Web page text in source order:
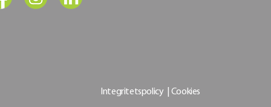
Integritetspolicy Cookies